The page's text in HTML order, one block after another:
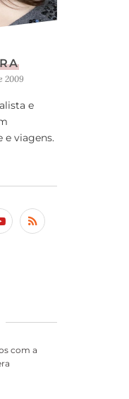
2009
e
e viagens.
com a